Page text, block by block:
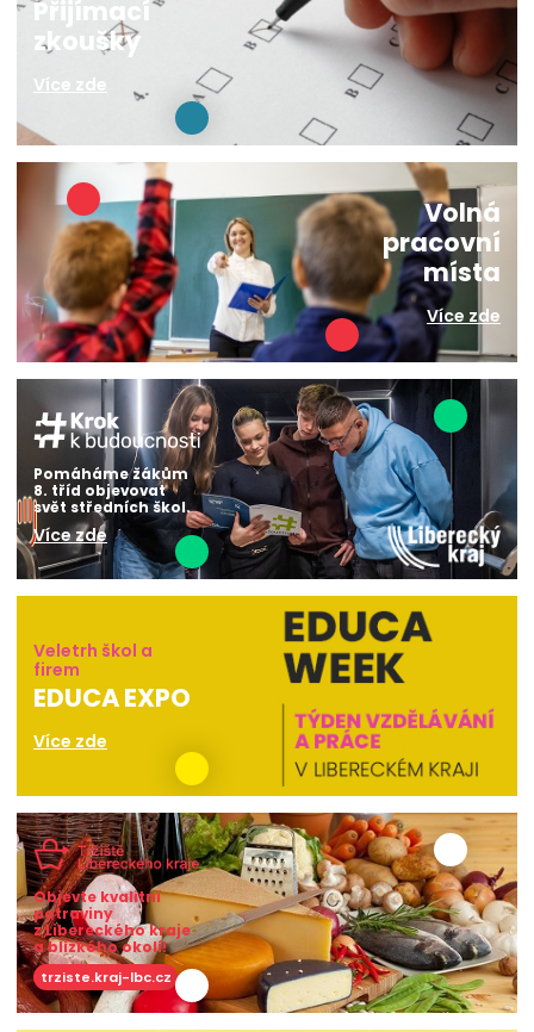
Přijímací
zkoušky
Více zde
Volná
pracovní
místa
Více zde
Pomáháme žákům
8. tříd objevovat
svět středních škol.
Více zde
Veletrh škol a
firem
EDUCA EXPO
Více zde
Objevte kvalitní
potraviny
z Libereckého kraje
a blízkého okolí!
trziste.kraj-lbc.cz